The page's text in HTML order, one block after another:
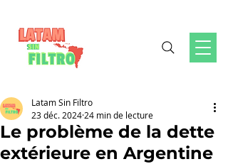
Le problème de la dette
extérieure en Argentine
Latam Sin Filtro
23 déc. 2024 24 min de lecture